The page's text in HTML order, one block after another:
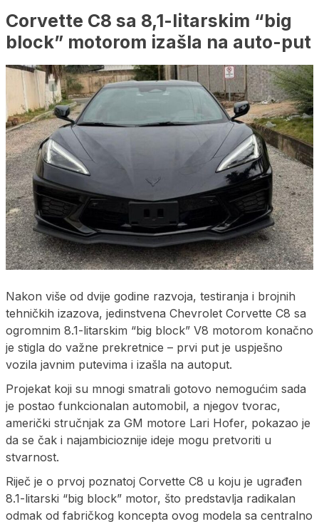
Corvette C8 sa 8,1-litarskim “big
block” motorom izašla na auto-put
Nakon više od dvije godine razvoja, testiranja i brojnih
tehničkih izazova, jedinstvena Chevrolet Corvette C8 sa
ogromnim 8.1-litarskim “big block” V8 motorom konačno
je stigla do važne prekretnice – prvi put je uspješno
vozila javnim putevima i izašla na autoput.
Projekat koji su mnogi smatrali gotovo nemogućim sada
je postao funkcionalan automobil, a njegov tvorac,
američki stručnjak za GM motore Lari Hofer, pokazao je
da se čak i najambicioznije ideje mogu pretvoriti u
stvarnost.
Riječ je o prvoj poznatoj Corvette C8 u koju je ugrađen
8.1-litarski “big block” motor, što predstavlja radikalan
odmak od fabričkog koncepta ovog modela sa centralno